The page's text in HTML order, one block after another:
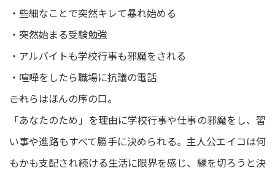
・些細なことで突然キレて暴れ始める
・突然始まる受験勉強
・アルバイトも学校行事も邪魔をされる
・喧嘩をしたら職場に抗議の電話
――これらはほんの序の口。
「あなたのため」を理由に学校行事や仕事の邪魔をし、習
い事や進路もすべて勝手に決められる。主人公エイコは何
もかも支配され続ける生活に限界を感じ、縁を切ろうと決